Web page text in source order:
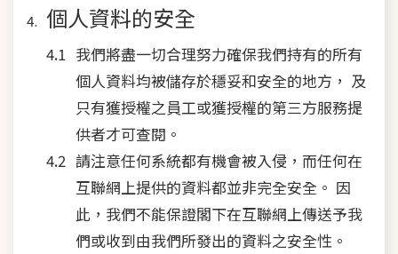
個人資料的安全
我們將盡一切合理努力確保我們持有的所有
個人資料均被儲存於穩妥和安全的地方， 及
只有獲授權之員工或獲授權的第三方服務提
供者才可查閱。
請注意任何系統都有機會被入侵，而任何在
互聯網上提供的資料都並非完全安全。 因
此，我們不能保證閣下在互聯網上傳送予我
們或收到由我們所發出的資料之安全性。